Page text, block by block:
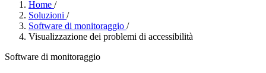
Home /
Soluzioni /
Software di monitoraggio /
Visualizzazione dei problemi di accessibilità
Software di monitoraggio